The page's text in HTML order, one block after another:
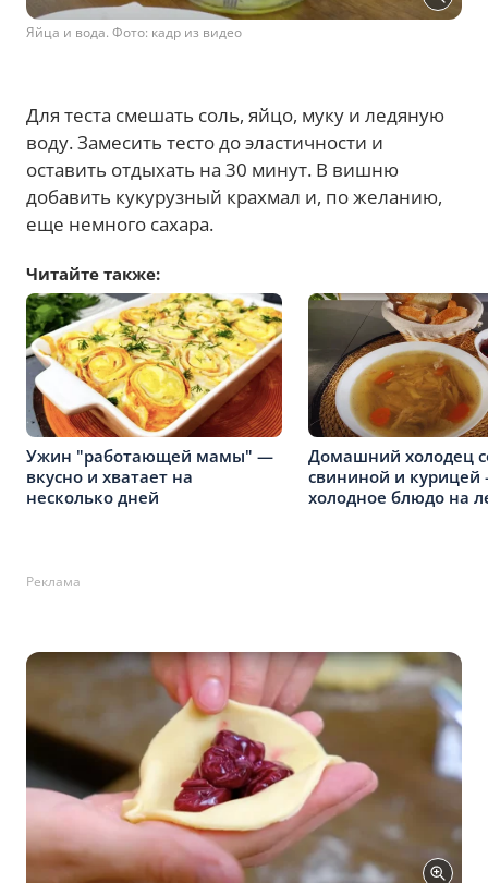
Яйца и вода. Фото: кадр из видео
Для теста смешать соль, яйцо, муку и ледяную
воду. Замесить тесто до эластичности и
оставить отдыхать на 30 минут. В вишню
добавить кукурузный крахмал и, по желанию,
еще немного сахара.
Читайте также:
Ужин "работающей мамы" —
вкусно и хватает на
несколько дней
Домашний холодец
свининой и
холодное блюдо на
Реклама